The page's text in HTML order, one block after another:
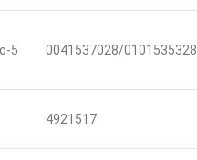
5
0041537028/0101535328
4921517